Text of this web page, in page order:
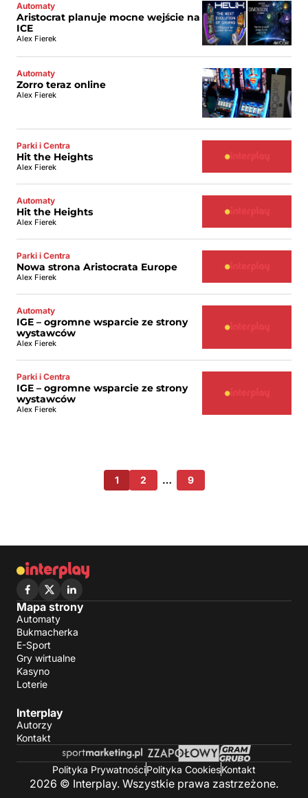
Automaty
Aristocrat planuje mocne wejście na
ICE
Alex Fierek
Automaty
Zorro teraz online
Alex Fierek
Parki i Centra
Hit the Heights
Alex Fierek
Automaty
Hit the Heights
Alex Fierek
Parki i Centra
Nowa strona Aristocrata Europe
Alex Fierek
Automaty
IGE – ogromne wsparcie ze strony
wystawców
Alex Fierek
Parki i Centra
IGE – ogromne wsparcie ze strony
wystawców
Alex Fierek
1 2 … 9
Mapa strony
Automaty
Bukmacherka
E-Sport
Gry wirtualne
Kasyno
Loterie
Interplay
Autorzy
Kontakt
Polityka PrywatnościPolityka CookiesKontakt
2026 © Interplay. Wszystkie prawa zastrzeżone.